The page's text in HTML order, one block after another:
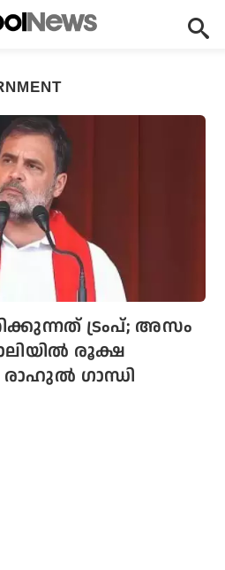
ട്രംപ്; അസം
രൂക്ഷ
ഗാന്ധി